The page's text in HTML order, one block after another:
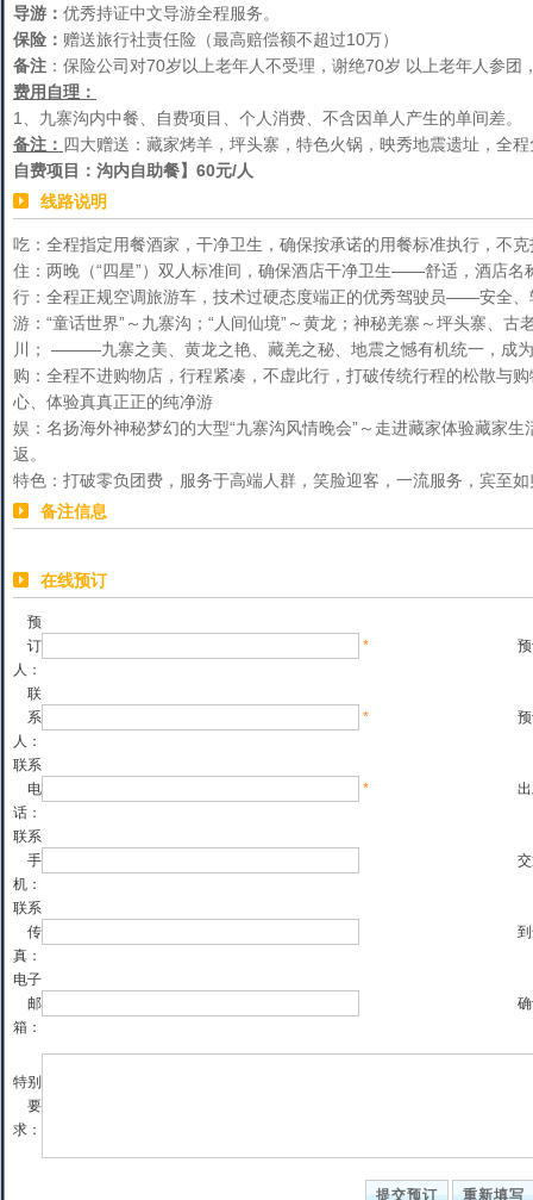
导游： 优秀持证中文导游全程服务。
保险： 赠送旅行社责任险（最高赔偿额不超过10万）
备注 ：保险公司对70岁以上老年人不受理，谢绝70岁 以上老年人参
费用自理：
1、九寨沟内中餐、自费项目、个人消费、不含因单人产生的单间差。
备注： 四大赠送：藏家烤羊，坪头寨，特色火锅，映秀地震遗址，全
自费项目：沟内自助餐】60元/人
线路说明
吃：全程指定用餐酒家，干净卫生，确保按承诺的用餐标准执行，不
住：两晚（“四星”）双人标准间，确保酒店干净卫生——舒适，酒店名
行：全程正规空调旅游车，技术过硬态度端正的优秀驾驶员——安全、
游：“童话世界”～九寨沟；“人间仙境”～黄龙；神秘羌寨～坪头寨、
川； ———九寨之美、黄龙之艳、藏羌之秘、地震之憾有机统一，成
购：全程不进购物店，行程紧凑，不虚此行，打破传统行程的松散
心、体验真真正正的纯净游
娱：名扬海外神秘梦幻的大型“九寨沟风情晚会”～走进藏家体验藏家
返。
特色：打破零负团费，服务于高端人群，笑脸迎客，一流服务，宾至如
备注信息
在线预订
预
订
人：
*
联
系
人：
*
联系
电
话：
*
联系
手
机：
联系
传
真：
电子
邮
箱：
特别
要
求：